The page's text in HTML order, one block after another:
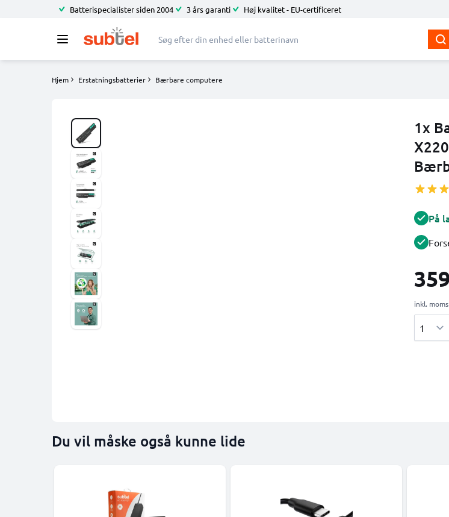
Batterispecialister siden 2004 3 års garanti Høj kvalitet - EU-certificeret
Hjem Erstatningsbatterier Bærbare computere
1x
På
inkl. moms
Du vil måske også kunne lide